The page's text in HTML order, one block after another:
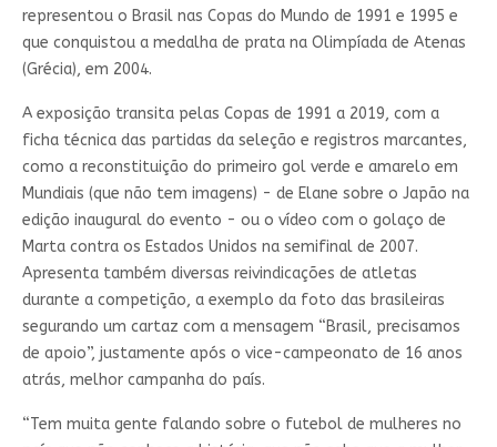
representou o Brasil nas Copas do Mundo de 1991 e 1995 e
que conquistou a medalha de prata na Olimpíada de Atenas
(Grécia), em 2004.
A exposição transita pelas Copas de 1991 a 2019, com a
ficha técnica das partidas da seleção e registros marcantes,
como a reconstituição do primeiro gol verde e amarelo em
Mundiais (que não tem imagens) - de Elane sobre o Japão na
edição inaugural do evento - ou o vídeo com o golaço de
Marta contra os Estados Unidos na semifinal de 2007.
Apresenta também diversas reivindicações de atletas
durante a competição, a exemplo da foto das brasileiras
segurando um cartaz com a mensagem “Brasil, precisamos
de apoio”, justamente após o vice-campeonato de 16 anos
atrás, melhor campanha do país.
“Tem muita gente falando sobre o futebol de mulheres no